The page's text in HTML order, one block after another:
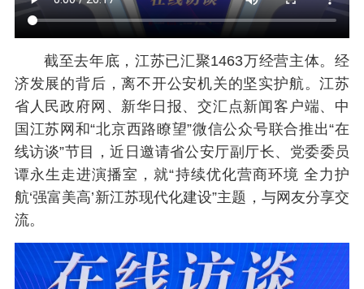
截至去年底，江苏已汇聚1463万经营主体。经
济发展的背后，离不开公安机关的坚实护航。江苏
省人民政府网、新华日报、交汇点新闻客户端、中
国江苏网和“北京西路瞭望”微信公众号联合推出“在
线访谈”节目，近日邀请省公安厅副厅长、党委委员
谭永生走进演播室，就“持续优化营商环境 全力护
航‘强富美高’新江苏现代化建设”主题，与网友分享交
流。